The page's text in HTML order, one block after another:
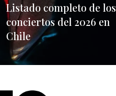
Listado completo de los
conciertos del 2026 en
Chile
READ MORE